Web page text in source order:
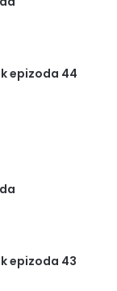
epizoda 44
epizoda 43